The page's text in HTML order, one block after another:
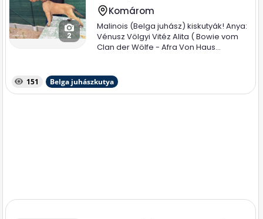
2
Komárom
Malinois (Belga juhász) kiskutyák! Anya:
Vénusz Völgyi Vitéz Alita ( Bowie vom
Clan der Wölfe - Afra Von Haus...
151 Belga juhászkutya